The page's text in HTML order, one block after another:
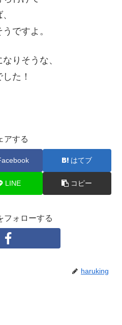
ですよ。
りそうな、
た！
アする
はてブ
LINE コピー
フォローする
haruking